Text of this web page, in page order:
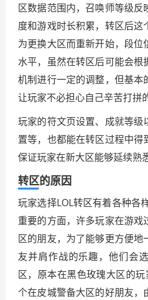
区数据范围内，召唤师等级
度和游戏时长积累，转区后这
为更换大区而重新开始，段位
水平，虽然在转区后可能会
机制进行一定的调整，但基
让玩家不必担心自己辛苦打拼
玩家的符文页设置、成就等
置等，也都能在转区过程中
保证玩家在新大区能够延续熟
转区的原因
玩家选择LOL转区有着各种各
重要的方面，许多玩家在游戏
区的朋友，为了能够更方便地
友并肩作战的乐趣，他们会
区，原本在黑色玫瑰大区的
个在皮城警备大区的好朋友，